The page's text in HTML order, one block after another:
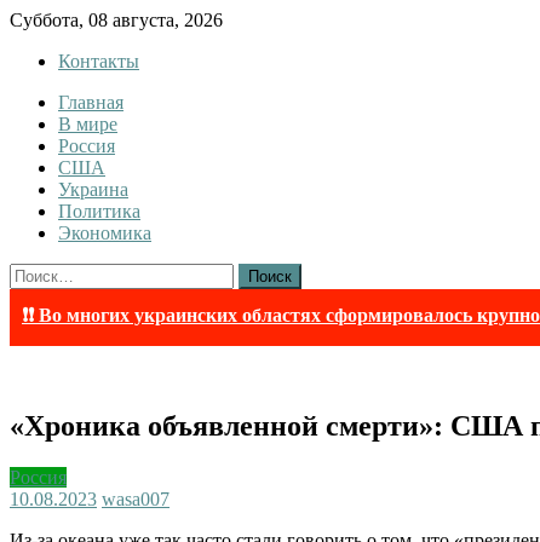
Skip
content
Суббота, 08 августа, 2026
Контакты
InfoRuss
InfoRuss — Новости
Главная
В мире
Россия
США
Украина
Политика
Экономика
Найти:
❗❗ Во многих украинских областях сформировалось
«Хроника объявленной смерти»: США
Россия
10.08.2023 wasa007